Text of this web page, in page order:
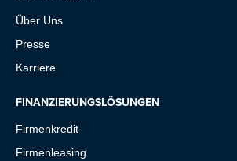
Über Uns
Presse
Karriere
FINANZIERUNGSLÖSUNGEN
Firmenkredit
Firmenleasing